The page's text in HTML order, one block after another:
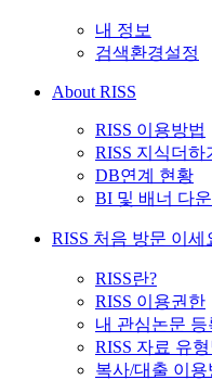
내 정보
검색환경설정
About RISS
RISS 이용방법
RISS 지식더하
DB연계 현황
BI 및 배너 다
RISS 처음 방문 이세
RISS란?
RISS 이용권한
내 관심논문 등
RISS 자료 유
복사/대출 이용